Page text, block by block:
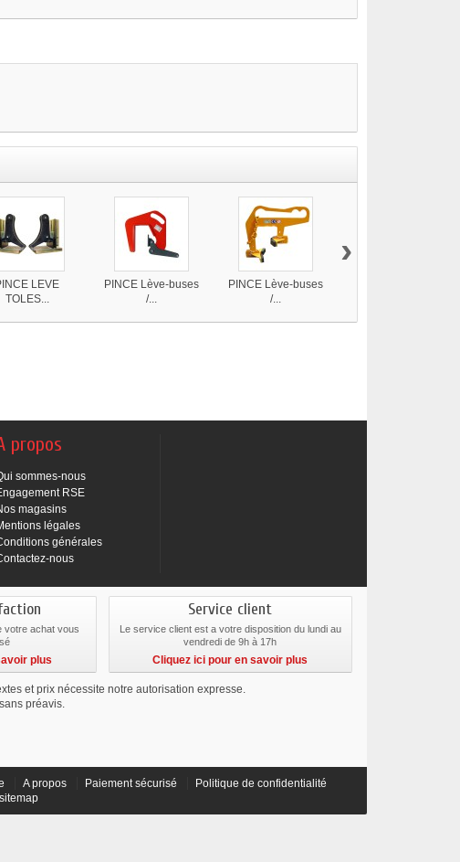
LEVE
TOLES...
PINCE Lève-buses
/...
PINCE Lève-buses
/...
›
propos
sommes-nous
RSE
magasins
légales
générales
nous
votre achat vous
plus
Service client
Le service client est a votre disposition du lundi au
vendredi de 9h à 17h
Cliquez ici pour en savoir plus
et prix nécessite notre autorisation expresse.
préavis.
A propos Paiement sécurisé
Politique de confidentialité
sitemap
vos préférences pour contrôler la manière dont vos informations sont manipulées.